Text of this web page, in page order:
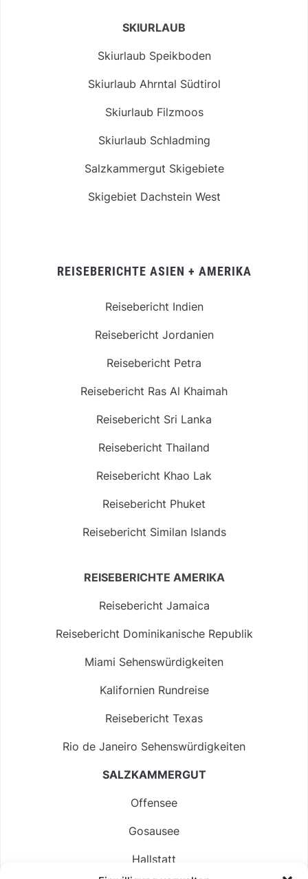
SKIURLAUB
Skiurlaub Speikboden
Skiurlaub Ahrntal Südtirol
Skiurlaub Filzmoos
Skiurlaub Schladming
Salzkammergut Skigebiete
Skigebiet Dachstein West
REISEBERICHTE ASIEN + AMERIKA
Reisebericht Indien
Reisebericht Jordanien
Reisebericht Petra
Reisebericht Ras Al Khaimah
Reisebericht Sri Lanka
Reisebericht Thailand
Reisebericht Khao Lak
Reisebericht Phuket
Reisebericht Similan Islands
REISEBERICHTE AMERIKA
Reisebericht Jamaica
Reisebericht Dominikanische Republik
Miami Sehenswürdigkeiten
Kalifornien Rundreise
Reisebericht Texas
Rio de Janeiro Sehenswürdigkeiten
SALZKAMMERGUT
Offensee
Gosausee
Hallstatt